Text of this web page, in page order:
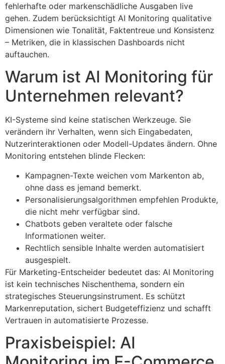
fehlerhafte oder markenschädliche Ausgaben live
gehen. Zudem berücksichtigt AI Monitoring qualitative
Dimensionen wie Tonalität, Faktentreue und Konsistenz
– Metriken, die in klassischen Dashboards nicht
auftauchen.
Warum ist AI Monitoring für
Unternehmen relevant?
KI-Systeme sind keine statischen Werkzeuge. Sie
verändern ihr Verhalten, wenn sich Eingabedaten,
Nutzerinteraktionen oder Modell-Updates ändern. Ohne
Monitoring entstehen blinde Flecken:
Kampagnen-Texte weichen vom Markenton ab,
ohne dass es jemand bemerkt.
Personalisierungsalgorithmen empfehlen Produkte,
die nicht mehr verfügbar sind.
Chatbots geben veraltete oder falsche
Informationen weiter.
Rechtlich sensible Inhalte werden automatisiert
ausgespielt.
Für Marketing-Entscheider bedeutet das: AI Monitoring
ist kein technisches Nischenthema, sondern ein
strategisches Steuerungsinstrument. Es schützt
Markenreputation, sichert Budgeteffizienz und schafft
Vertrauen in automatisierte Prozesse.
Praxisbeispiel: AI